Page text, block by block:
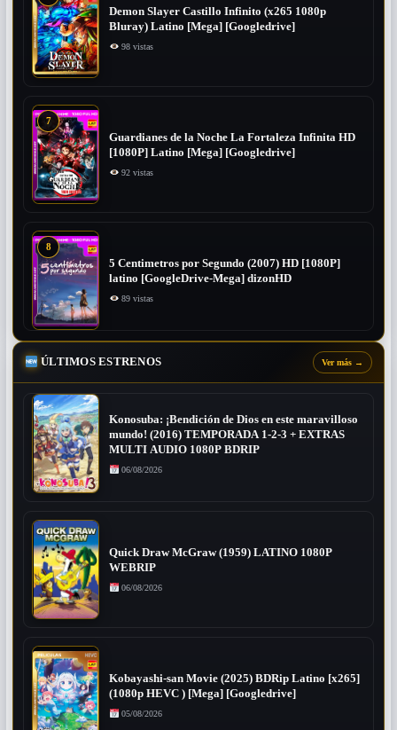
Demon Slayer Castillo Infinito (x265 1080p
Bluray) Latino [Mega] [Googledrive]
98 vistas
7
Guardianes de la Noche La Fortaleza Infinita HD
[1080P] Latino [Mega] [Googledrive]
92 vistas
8
5 Centimetros por Segundo (2007) ​HD [1080P]
latino [GoogleDrive-Mega] dizonHD
89 vistas
ÚLTIMOS ESTRENOS Ver más →
Konosuba: ¡Bendición de Dios en este maravilloso
mundo! (2016) TEMPORADA 1-2-3 + EXTRAS
MULTI AUDIO 1080P BDRIP
06/08/2026
Quick Draw McGraw (1959) LATINO 1080P
WEBRIP
06/08/2026
Kobayashi-san Movie (2025) BDRip Latino [x265]
(1080p HEVC ) [Mega] [Googledrive]
05/08/2026